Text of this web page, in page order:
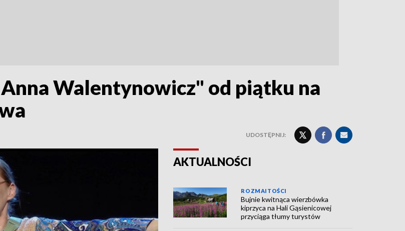
Walentynowicz" od piątku na
UDOSTĘPNIJ:
AKTUALNOŚCI
ROZMAITOŚCI
Bujnie kwitnąca wierzbówka
kiprzyca na Hali Gąsienicowej
przyciąga tłumy turystów